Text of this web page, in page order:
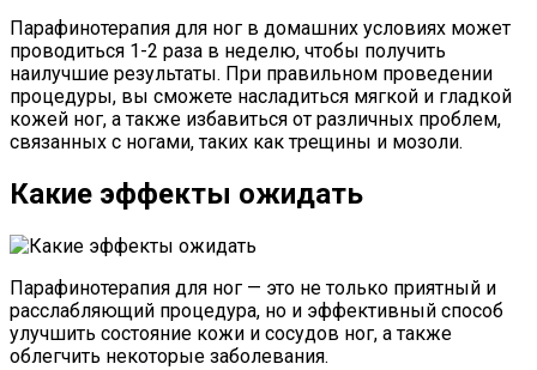
Парафинотерапия для ног в домашних условиях может
проводиться 1-2 раза в неделю, чтобы получить
наилучшие результаты. При правильном проведении
процедуры, вы сможете насладиться мягкой и гладкой
кожей ног, а также избавиться от различных проблем,
связанных с ногами, таких как трещины и мозоли.
Какие эффекты ожидать
Парафинотерапия для ног — это не только приятный и
расслабляющий процедура, но и эффективный способ
улучшить состояние кожи и сосудов ног, а также
облегчить некоторые заболевания.